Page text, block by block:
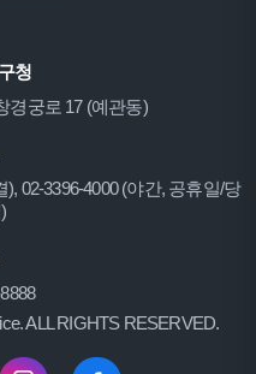
청
경궁로 17 (예관동)
02-3396-4000 (야간, 공휴일/당
ALL RIGHTS RESERVED.